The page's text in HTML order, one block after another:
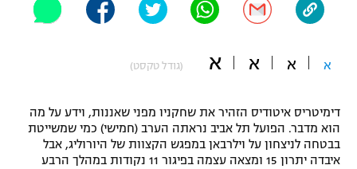
"מחצית בשכונה" – פודקאסט
תקנון משתתפים וזוכים בפרסים
תקנון עבור פעילות אלקטרה
טניס
ספורט מוטורי
כדורמים
פוטבול אמריקאי NFL
א א א א (גודל טקסט)
דימיטריס איטודיס הזהיר את שחקניו מפני שאננות, וידע על מה
הוא מדבר. הפועל תל אביב נראתה הערב (חמישי) כמי שמשייטת
בבטחה לניצחון על וילרבאן במפגש הקצוות של היורוליג, אבל
איבדה יתרון 15 ומצאה עצמה בפיגור 11 נקודות במהלך הרבע